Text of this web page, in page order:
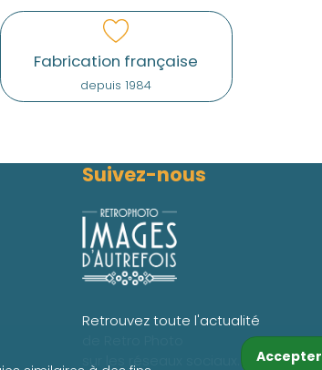
Accepter
Fabrication française
depuis 1984
Suivez-nous
Retrouvez toute l'actualité